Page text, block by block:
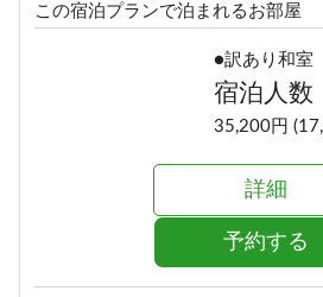
この宿泊プランで泊まれるお部屋
●訳あり和室
宿泊人数
35,200円
詳細
予約する